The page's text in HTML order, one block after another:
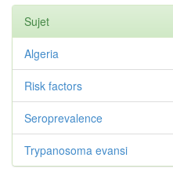
Sujet
Algeria
Risk factors
Seroprevalence
Trypanosoma evansi